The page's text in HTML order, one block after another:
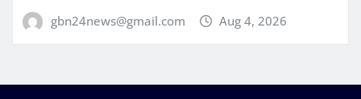
gbn24news@gmail.com Aug 4, 2026